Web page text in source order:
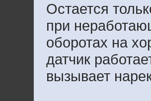
Остается
при
оборотах на
датчик
вызывает